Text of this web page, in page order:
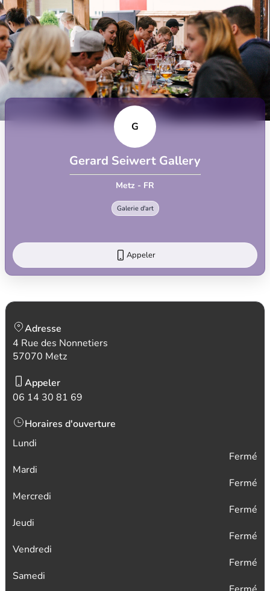
G
Gerard Seiwert Gallery
Metz - FR
Galerie d'art
Appeler
Adresse
4 Rue des Nonnetiers
57070 Metz
Appeler
06 14 30 81 69
Horaires d'ouverture
Lundi
Fermé
Mardi
Fermé
Mercredi
Fermé
Jeudi
Fermé
Vendredi
Fermé
Samedi